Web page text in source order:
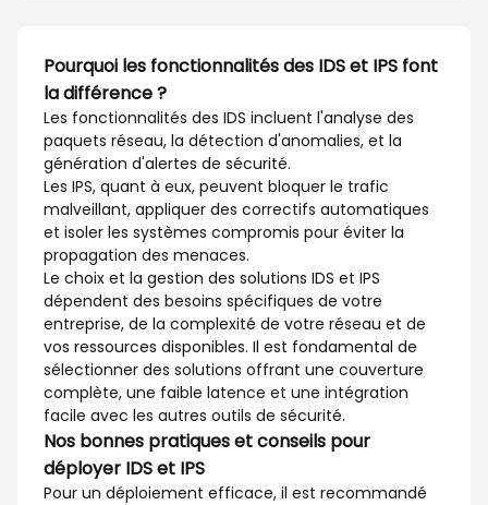
Pourquoi les fonctionnalités des IDS et IPS font
la différence ?
Les fonctionnalités des IDS incluent l'analyse des
paquets réseau, la détection d'anomalies, et la
génération d'alertes de sécurité.
Les IPS, quant à eux, peuvent bloquer le trafic
malveillant, appliquer des correctifs automatiques
et isoler les systèmes compromis pour éviter la
propagation des menaces.
Le choix et la gestion des solutions IDS et IPS
dépendent des besoins spécifiques de votre
entreprise, de la complexité de votre réseau et de
vos ressources disponibles. Il est fondamental de
sélectionner des solutions offrant une couverture
complète, une faible latence et une intégration
facile avec les autres outils de sécurité.
Nos bonnes pratiques et conseils pour
déployer IDS et IPS
Pour un déploiement efficace, il est recommandé